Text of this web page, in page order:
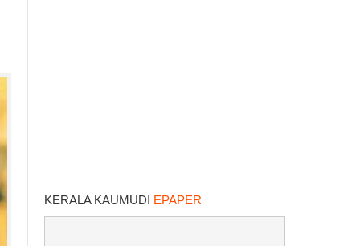
KERALA KAUMUDI EPAPER